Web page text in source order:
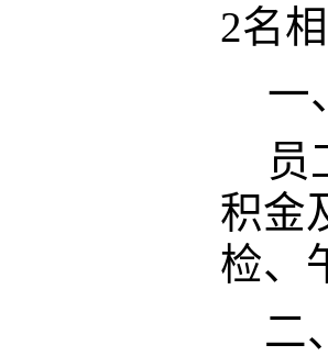
2名
一
员
积金
检、
二